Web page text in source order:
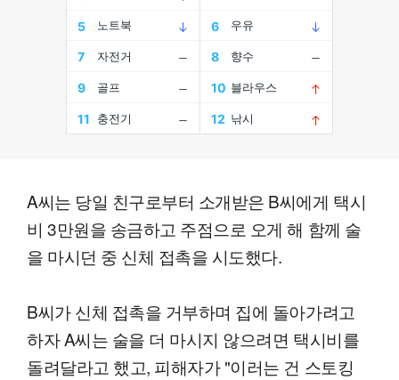
A씨는 당일 친구로부터 소개받은 B씨에게 택시
비 3만원을 송금하고 주점으로 오게 해 함께 술
을 마시던 중 신체 접촉을 시도했다.
B씨가 신체 접촉을 거부하며 집에 돌아가려고
하자 A씨는 술을 더 마시지 않으려면 택시비를
돌려달라고 했고, 피해자가 "이러는 건 스토킹